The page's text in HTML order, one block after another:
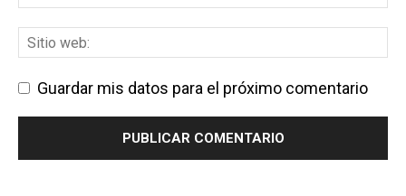
Guardar mis datos para el próximo comentario